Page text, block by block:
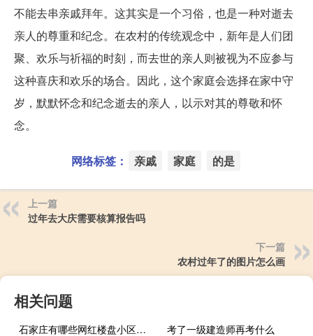
不能去串亲戚拜年。这其实是一个习俗，也是一种对逝去
亲人的尊重和纪念。在农村的传统观念中，新年是人们团
聚、欢乐与祈福的时刻，而去世的亲人则被视为不应参与
这种喜庆和欢乐的场合。因此，这个家庭会选择在家中守
岁，默默怀念和纪念逝去的亲人，以示对其的尊敬和怀
念。
网络标签： 亲戚 家庭 的是
上一篇
过年去大庆需要核算报告吗
下一篇
农村过年了的图片怎么画
相关问题
石家庄有哪些网红楼盘小区？介绍5个最知名地产项目
考了一级建造师再考什么